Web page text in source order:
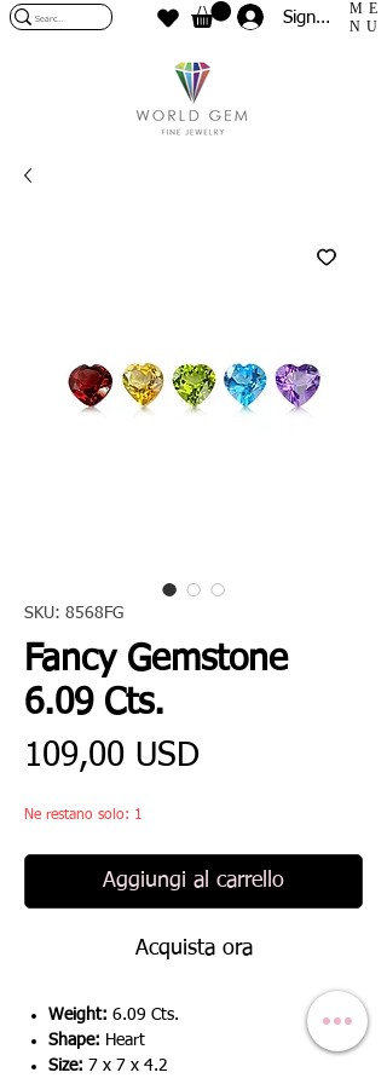
Sign In
ME
NU
SKU: 8568FG
Fancy Gemstone
6.09 Cts.
109,00 USD
Ne restano solo: 1
Aggiungi al carrello
Acquista ora
Weight: 6.09 Cts.
Shape: Heart
Size: 7 x 7 x 4.2